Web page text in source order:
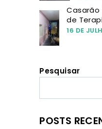
Casarão
de
16 DE
Pesquisar
POSTS